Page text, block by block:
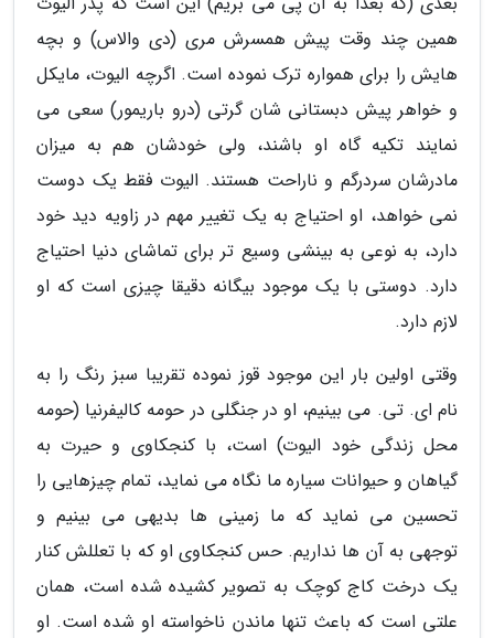
همین چند وقت پیش همسرش مری (دی والاس) و بچه
هایش را برای همواره ترک نموده است. اگرچه الیوت، مایکل
و خواهر پیش دبستانی شان گرتی (درو باریمور) سعی می
نمایند تکیه گاه او باشند، ولی خودشان هم به میزان
مادرشان سردرگم و ناراحت هستند. الیوت فقط یک دوست
نمی خواهد، او احتیاج به یک تغییر مهم در زاویه دید خود
دارد، به نوعی به بینشی وسیع تر برای تماشای دنیا احتیاج
دارد. دوستی با یک موجود بیگانه دقیقا چیزی است که او
لازم دارد.
وقتی اولین بار این موجود قوز نموده تقریبا سبز رنگ را به
نام ای. تی. می بینیم، او در جنگلی در حومه کالیفرنیا (حومه
محل زندگی خود الیوت) است، با کنجکاوی و حیرت به
گیاهان و حیوانات سیاره ما نگاه می نماید، تمام چیزهایی را
تحسین می نماید که ما زمینی ها بدیهی می بینیم و
توجهی به آن ها نداریم. حس کنجکاوی او که با تعللش کنار
یک درخت کاج کوچک به تصویر کشیده شده است، همان
علتی است که باعث تنها ماندن ناخواسته او شده است. او